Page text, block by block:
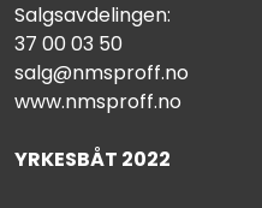
Salgsavdelingen:
37 00 03 50
salg@nmsproff.no
www.nmsproff.no
YRKESBÅT 2022